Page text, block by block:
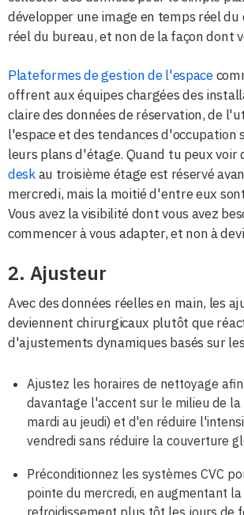
développer une image en temps réel
réel du bureau, et non de la façon dont
Plateformes de gestion de l'espace
offrent aux équipes chargées des
claire des données de réservation, de
l'espace et des tendances d'occupation
leurs plans d'étage. Quand tu peux voir
deskau troisième étage est réservé
mercredi, mais la moitié d'entre eux
Vous avez la visibilité dont vous avez
commencer à vous adapter, et non à
2. Ajusteur
Avec des données réelles en main, les
deviennent chirurgicaux plutôt que
d'ajustements dynamiques basés sur
Ajustez les horaires de nettoyage
davantage l'accent sur le milieu de la
mardi au jeudi) et d'en réduire
vendredi sans réduire la couverture
Préconditionnez les systèmes CVC
pointe du mercredi, en augmentant
refroidissement plus tôt les jours de